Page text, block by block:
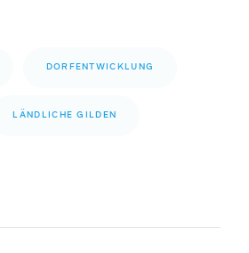
DORFENTWICKLUNG
LÄNDLICHE GILDEN